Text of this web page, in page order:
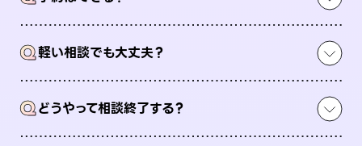
Q軽い相談でも大丈夫？
Qどうやって相談終了する？